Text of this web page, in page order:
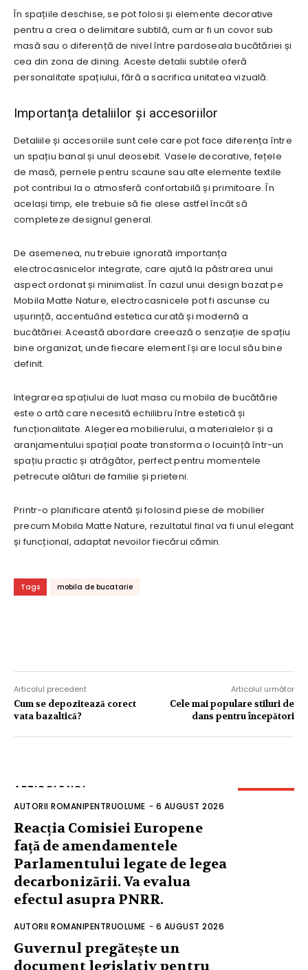
În spațiile deschise, se pot folosi și elemente decorative
pentru a crea o delimitare subtilă, cum ar fi un covor sub
masă sau o diferență de nivel între pardoseala bucătăriei și
cea din zona de dining. Aceste detalii subtile oferă
personalitate spațiului, fără a sacrifica unitatea vizuală.
Importanța detaliilor și accesoriilor
Detaliile și accesoriile sunt cele care pot face diferența între
un spațiu banal și unul deosebit. Vasele decorative, fețele
de masă, pernele pentru scaune sau alte elemente textile
pot contribui la o atmosferă confortabilă și primitoare. În
același timp, ele trebuie să fie alese astfel încât să
completeze designul general.
De asemenea, nu trebuie ignorată importanța
electrocasnicelor integrate, care ajută la păstrarea unui
aspect ordonat și minimalist. În cazul unui design bazat pe
Mobila Matte Nature, electrocasnicele pot fi ascunse cu
ușurință, accentuând estetica curată și modernă a
bucătăriei. Această abordare creează o senzație de spațiu
bine organizat, unde fiecare element își are locul său bine
definit.
Integrarea spațiului de luat masa cu mobila de bucătărie
este o artă care necesită echilibru între estetică și
funcționalitate. Alegerea mobilierului, a materialelor și a
aranjamentului spațial poate transforma o locuință într-un
spațiu practic și atrăgător, perfect pentru momentele
petrecute alături de familie și prieteni.
Printr-o planificare atentă și folosind piese de mobilier
precum Mobila Matte Nature, rezultatul final va fi unul elegant
și funcțional, adaptat nevoilor fiecărui cămin.
Tags mobila de bucatarie
Articolul precedent
Cum se depozitează corect
vata bazaltică?
Articolul următor
Cele mai populare stiluri de
dans pentru începători
ARTICOLE NOI
AUTORII ROMANIPENTRUOLUME - 6 AUGUST 2026
Reacția Comisiei Europene
față de amendamentele
Parlamentului legate de legea
decarbonizării. Va evalua
efectul asupra PNRR.
AUTORII ROMANIPENTRUOLUME - 6 AUGUST 2026
Guvernul pregătește un
document legislativ pentru